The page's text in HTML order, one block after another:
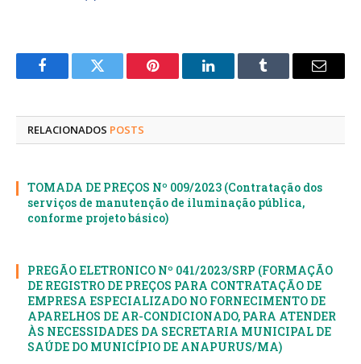
FacebookTwitter Pinterest LinkedInTumblr
E-
RELACIONADOS POSTS
TOMADA DE PREÇOS Nº 009/2023 (Contratação dos
serviços de manutenção de iluminação pública,
conforme projeto básico)
PREGÃO ELETRONICO Nº 041/2023/SRP (FORMAÇÃO
DE REGISTRO DE PREÇOS PARA CONTRATAÇÃO DE
EMPRESA ESPECIALIZADO NO FORNECIMENTO DE
APARELHOS DE AR-CONDICIONADO, PARA ATENDER
ÀS NECESSIDADES DA SECRETARIA MUNICIPAL DE
SAÚDE DO MUNICÍPIO DE ANAPURUS/MA)